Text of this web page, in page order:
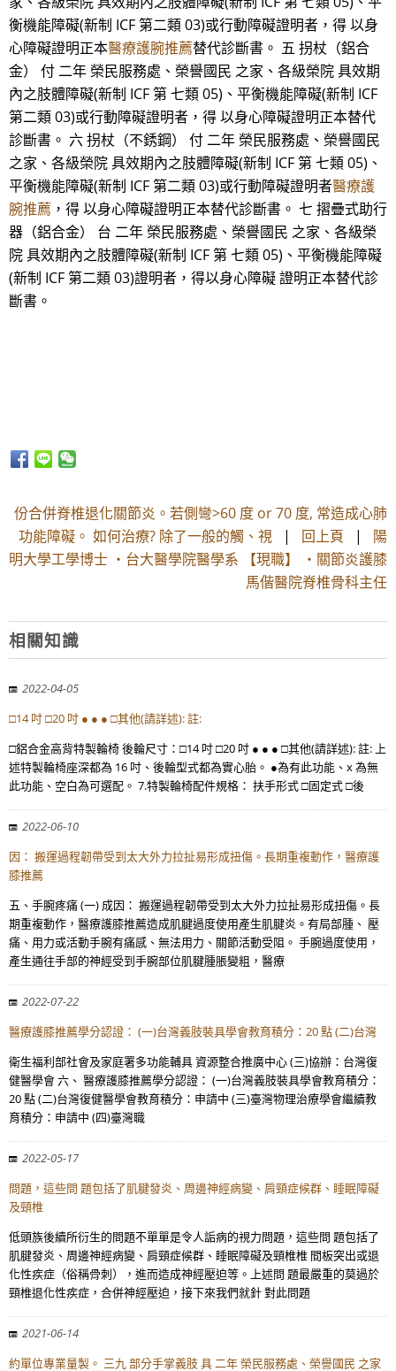
衡機能障礙(新制 ICF 第二類 03)或行動障礙證明者，得 以身
心障礙證明正本醫療護腕推薦替代診斷書。 五 拐杖（鋁合
金） 付 二年 榮民服務處、榮譽國民 之家、各級榮院 具效期
內之肢體障礙(新制 ICF 第 七類 05)、平衡機能障礙(新制 ICF
第二類 03)或行動障礙證明者，得 以身心障礙證明正本替代
診斷書。 六 拐杖（不銹鋼） 付 二年 榮民服務處、榮譽國民
之家、各級榮院 具效期內之肢體障礙(新制 ICF 第 七類 05)、
平衡機能障礙(新制 ICF 第二類 03)或行動障礙證明者醫療護
腕推薦 ，得 以身心障礙證明正本替代診斷書。 七 摺疊式助行
器（鋁合金） 台 二年 榮民服務處、榮譽國民 之家、各級榮
院 具效期內之肢體障礙(新制 ICF 第 七類 05)、平衡機能障礙
(新制 ICF 第二類 03)證明者，得以身心障礙 證明正本替代診
斷書。
份合併脊椎退化關節炎。若側彎>60 度 or 70 度, 常造成心肺
功能障礙。 如何治療? 除了一般的觸、視 | 回上頁 | 陽
明大學工學博士 ・台大醫學院醫學系 【現職】 ・關節炎護膝
馬偕醫院脊椎骨科主任
相關知識
2022-04-05
□14 吋 □20 吋 ● ● ● □其他(請詳述): 註:
□鋁合金高背特製輪椅 後輪尺寸：□14 吋 □20 吋 ● ● ● □其他(請詳述): 註: 上
述特製輪椅座深都為 16 吋、後輪型式都為實心胎。 ●為有此功能、x 為無
此功能、空白為可選配。 7.特製輪椅配件規格： 扶手形式 □固定式 □後
2022-06-10
因： 搬運過程韌帶受到太大外力拉扯易形成扭傷。長期重複動作，醫療護
膝推薦
五、手腕疼痛 (一) 成因： 搬運過程韌帶受到太大外力拉扯易形成扭傷。長
期重複動作，醫療護膝推薦造成肌腱過度使用產生肌腱炎。有局部腫、 壓
痛、用力或活動手腕有痛感、無法用力、關節活動受阻。 手腕過度使用，
產生通往手部的神經受到手腕部位肌腱腫脹變粗，醫療
2022-07-22
醫療護膝推薦學分認證： (一)台灣義肢裝具學會教育積分：20 點 (二)台灣
衛生福利部社會及家庭署多功能輔具 資源整合推廣中心 (三)協辦：台灣復
健醫學會 六、 醫療護膝推薦學分認證： (一)台灣義肢裝具學會教育積分：
20 點 (二)台灣復健醫學會教育積分：申請中 (三)臺灣物理治療學會繼續教
育積分：申請中 (四)臺灣職
2022-05-17
問題，這些問 題包括了肌腱發炎、周邊神經病變、肩頸症候群、睡眠障礙
及頸椎
低頭族後續所衍生的問題不單單是令人詬病的視力問題，這些問 題包括了
肌腱發炎、周邊神經病變、肩頸症候群、睡眠障礙及頸椎椎 間板突出或退
化性疾症（俗稱骨刺），進而造成神經壓迫等。上述問 題最嚴重的莫過於
頸椎退化性疾症，合併神經壓迫，接下來我們就針 對此問題
2021-06-14
約單位專業量製。 三九 部分手掌義肢 具 二年 榮民服務處、榮譽國民 之家